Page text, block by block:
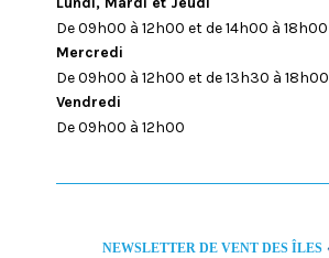
De 09h00 à 12h00 et de 14h00 à 18h00
Mercredi
De 09h00 à 12h00 et de 13h30 à 18h00
Vendredi
De 09h00 à 12h00
NEWSLETTER DE VENT DES ÎLES